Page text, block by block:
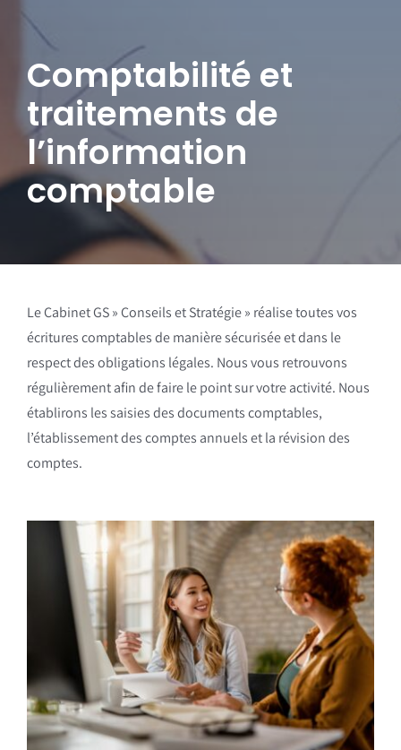
Comptabilité et
traitements de
l’information
comptable
Le Cabinet GS » Conseils et Stratégie » réalise toutes vos
écritures comptables de manière sécurisée et dans le
respect des obligations légales. Nous vous retrouvons
régulièrement afin de faire le point sur votre activité. Nous
établirons les saisies des documents comptables,
l’établissement des comptes annuels et la révision des
comptes.